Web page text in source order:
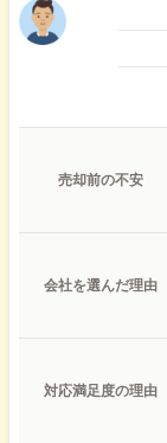
売却前の不安
会社を選んだ理由
対応満足度の理由